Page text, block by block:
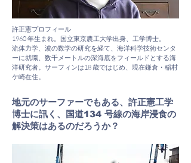
許正憲プロフィール
1960 年生まれ。国立東京農工大学出身、工学博士。
流体力学、波の数学の研究を経て、海洋科学技術センタ
ーに就職、数千メートルの深海底をフィールドとする海
洋研究者。サーフィンは18 歳ではじめ、現在鎌倉・稲村
ケ崎在住。
地元のサーファーでもある、許正憲工学
博士に訊く、国道134 号線の海岸浸食の
解決策はあるのだろうか？